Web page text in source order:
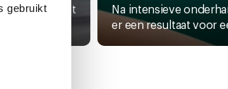
gebruiktover het
Na intensieve
er een resultaat voor